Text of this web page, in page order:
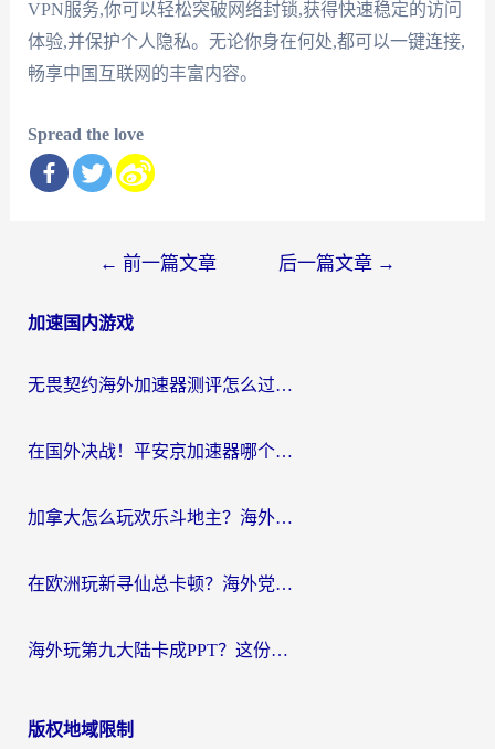
VPN服务,你可以轻松突破网络封锁,获得快速稳定的访问
体验,并保护个人隐私。无论你身在何处,都可以一键连接,
畅享中国互联网的丰富内容。
Spread the love
导
← 前一篇文章 后一篇文章 →
加速国内游戏
无畏契约海外加速器测评怎么过？海外玩家亲测实用指南（附小众技巧）
在国外决战！平安京加速器哪个好用一点？老玩家亲测番茄加速器全解析
加拿大怎么玩欢乐斗地主？海外党国服游戏加速终极指南（附绝地求生未来之役300英雄实测）
在欧洲玩新寻仙总卡顿？海外党必看的国服游戏加速全攻略
海外玩第九大陆卡成PPT？这份网络加速指南帮你丝滑上分
版权地域限制